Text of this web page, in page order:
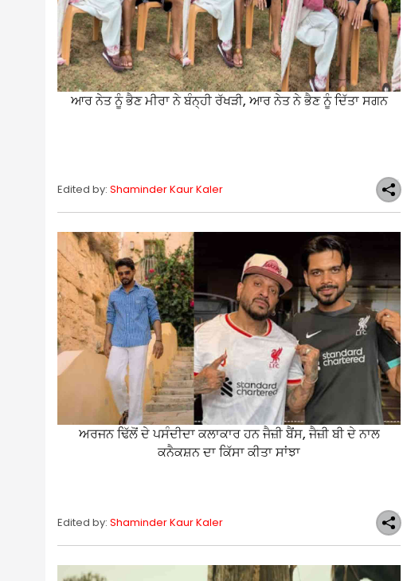
ਆਰ ਨੇਤ ਨੂੰ ਭੈਣ ਮੀਰਾ ਨੇ ਬੰਨ੍ਹੀ ਰੱਖੜੀ, ਆਰ ਨੇਤ ਨੇ ਭੈਣ ਨੂੰ ਦਿੱਤਾ ਸਗਨ
Edited by: Shaminder Kaur Kaler
ਅਰਜਨ ਢਿੱਲੋਂ ਦੇ ਪਸੰਦੀਦਾ ਕਲਾਕਾਰ ਹਨ ਜੈਜ਼ੀ ਬੈਂਸ, ਜੈਜ਼ੀ ਬੀ ਦੇ ਨਾਲ
ਕਨੈਕਸ਼ਨ ਦਾ ਕਿੱਸਾ ਕੀਤਾ ਸਾਂਝਾ
Edited by: Shaminder Kaur Kaler